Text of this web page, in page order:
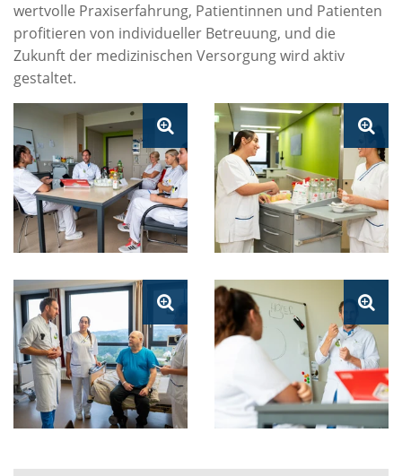
wertvolle Praxiserfahrung, Patientinnen und Patienten
profitieren von individueller Betreuung, und die
Zukunft der medizinischen Versorgung wird aktiv
gestaltet.